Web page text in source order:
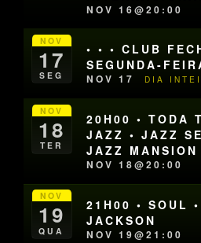
NOV 16@20:00
NOV
17
SEG
• • • CLUB
SEGUNDA-
NOV 17 DIA
NOV
18
TER
20H00 • TODA
JAZZ • JAZZ
JAZZ MANSION
NOV 18@20:00
NOV
19
QUA
21H00 • SOUL
JACKSON
NOV 19@21:00